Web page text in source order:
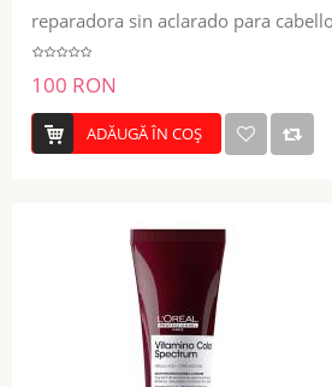
reparadora sin aclarado para
100 RON
ADĂUGĂ ÎN COŞ